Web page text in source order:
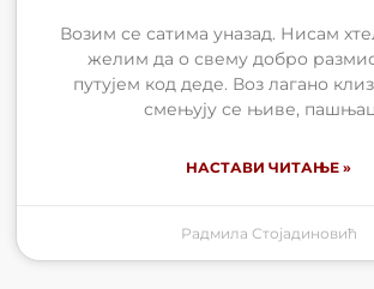
Возим се сатима уназад. Нисам
желим да о свему добро
путујем код деде. Воз лагано
смењују се њиве,
НАСТАВИ ЧИТАЊЕ »
Радмила Стојадиновић